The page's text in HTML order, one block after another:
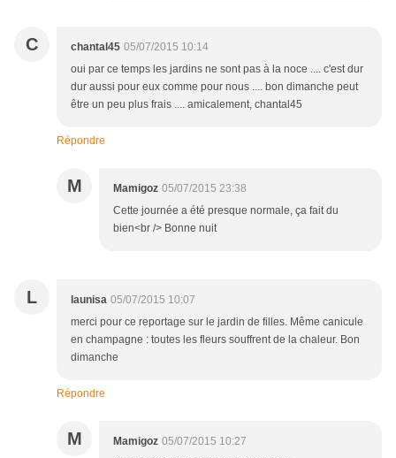
C chantal45 05/07/2015 10:14
oui par ce temps les jardins ne sont pas à la noce .... c'est dur
dur aussi pour eux comme pour nous .... bon dimanche peut
être un peu plus frais .... amicalement, chantal45
Répondre
M Mamigoz 05/07/2015 23:38
Cette journée a été presque normale, ça fait du
bien<br /> Bonne nuit
L launisa 05/07/2015 10:07
merci pour ce reportage sur le jardin de filles. Même canicule
en champagne : toutes les fleurs souffrent de la chaleur. Bon
dimanche
Répondre
M Mamigoz 05/07/2015 10:27